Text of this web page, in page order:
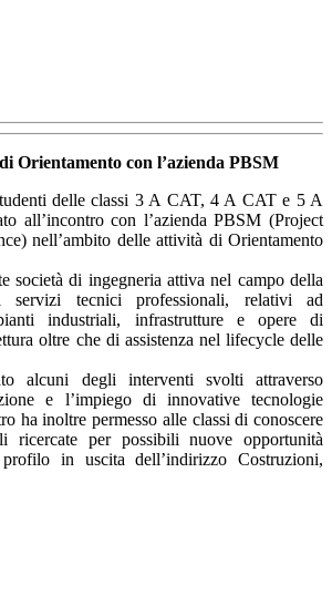
Orientamento con l’azienda PBSM
delle classi 3 A CAT, 4 A CAT e 5 A
all’incontro con l’azienda PBSM (Project
nell’ambito delle attività di Orientamento
società di ingegneria attiva nel campo della
tecnici professionali, relativi ad
industriali, infrastrutture e opere di
oltre che di assistenza nel lifecycle delle
alcuni degli interventi svolti attraverso
e l’impiego di innovative tecnologie
ha inoltre permesso alle classi di conoscere
ricercate per possibili nuove opportunità
in uscita dell’indirizzo Costruzioni,